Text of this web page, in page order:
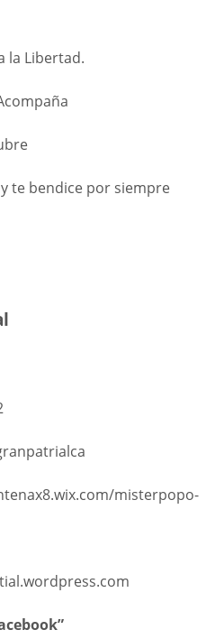
la Libertad.
te bendice por siempre
misterpopo-